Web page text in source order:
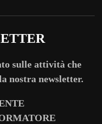
sulle attività che
nostra newsletter.